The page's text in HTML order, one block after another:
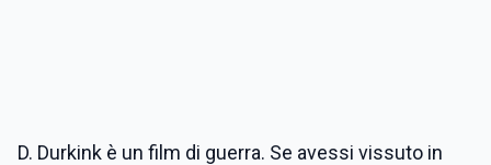
D. Durkink è un film di guerra. Se avessi vissuto in